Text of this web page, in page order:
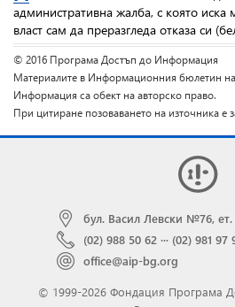
административна жалба, с която иска
власт сам да преразгледа отказа си
© 2016 Програма Достъп до Информация
Материалите в Информационния бюлетин
Информация са обект на авторско право.
При цитиране позоваването на източника е
бул. Васил Левски №76, ет.
(02) 988 50 62 ··· (02) 981 97
office@aip-bg.org
© 1999-2026 Фондация Програма